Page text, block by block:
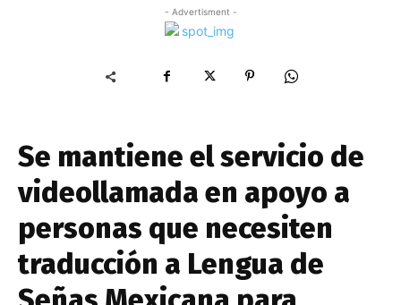
- Advertisment -
Se mantiene el servicio de
videollamada en apoyo a
personas que necesiten
traducción a Lengua de